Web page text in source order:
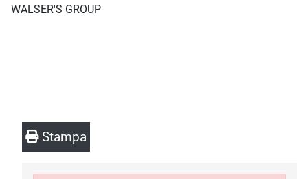
WALSER'S GROUP
Stampa